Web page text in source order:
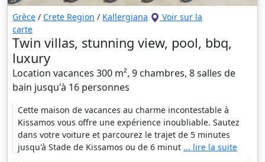
Grèce / Crete Region / Kallergiana
Voir sur la
carte
Twin villas, stunning view, pool, bbq,
luxury
Location vacances 300 m², 9 chambres, 8 salles de
bain jusqu'à 16 personnes
Cette maison de vacances au charme incontestable à
Kissamos vous offre une expérience inoubliable. Sautez
dans votre voiture et parcourez le trajet de 5 minutes
jusqu'à Stade de Kissamos ou de 6 minut ... lire la suite